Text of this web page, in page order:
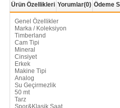
Ürün Özellikleri Yorumlar(0) Ödeme
Genel Özellikler
Marka / Koleksiyon
Timberland
Cam Tipi
Mineral
Cinsiyet
Erkek
Makine Tipi
Analog
Su Geçirmezlik
50 mt
Tarz
Spor&Klasik Saat